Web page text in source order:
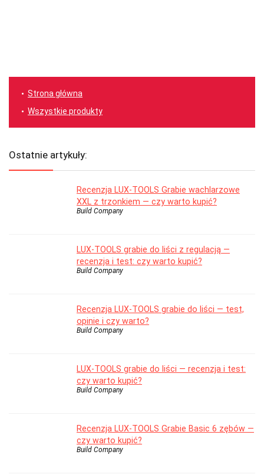
Strona główna
Wszystkie produkty
Ostatnie artykuły:
Recenzja LUX-TOOLS Grabie wachlarzowe
XXL z trzonkiem — czy warto kupić?
Build Company
LUX-TOOLS grabie do liści z regulacją —
recenzja i test: czy warto kupić?
Build Company
Recenzja LUX-TOOLS grabie do liści — test,
opinie i czy warto?
Build Company
LUX-TOOLS grabie do liści — recenzja i test:
czy warto kupić?
Build Company
Recenzja LUX-TOOLS Grabie Basic 6 zębów —
czy warto kupić?
Build Company